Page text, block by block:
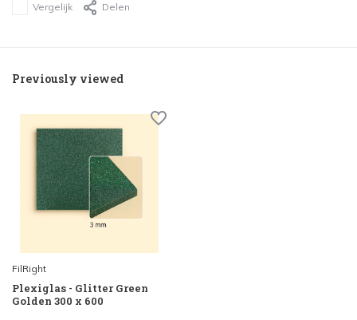
Vergelijk Delen
Previously viewed
FilRight
Plexiglas - Glitter Green
Golden 300 x 600